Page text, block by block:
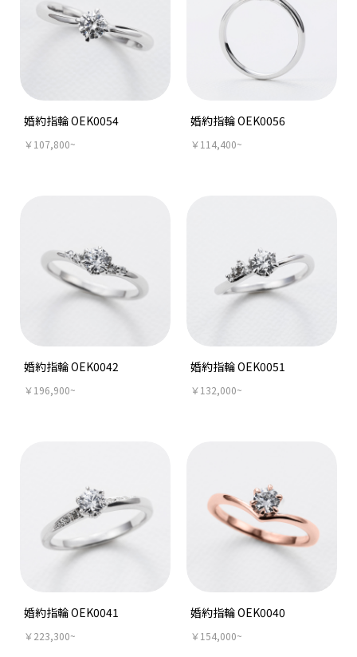
婚約指輪 OEK0054
￥107,800~
婚約指輪 OEK0056
￥114,400~
婚約指輪 OEK0042
￥196,900~
婚約指輪 OEK0051
￥132,000~
婚約指輪 OEK0041
￥223,300~
婚約指輪 OEK0040
￥154,000~